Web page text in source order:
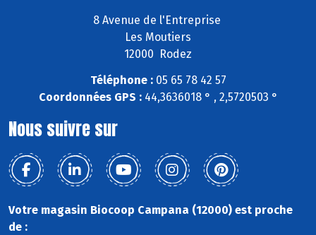
8 Avenue de l'Entreprise
Les Moutiers
12000 Rodez
Téléphone :05 65 78 42 57
Coordonnées GPS :44,3636018 ° , 2,5720503 °
Nous suivre sur
Votre magasin Biocoop Campana (12000) est proche
de :